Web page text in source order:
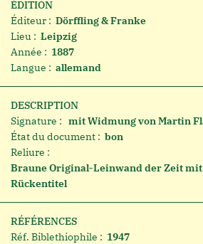
ÉDITION
Éditeur : Dörffling & Franke
Lieu : Leipzig
Année : 1887
Langue : allemand
DESCRIPTION
Signature : mit Widmung von Martin
État du document : bon
Reliure :
Braune Original-Leinwand der Zeit
Rückentitel
RÉFÉRENCES
Réf. Biblethiophile : 1947